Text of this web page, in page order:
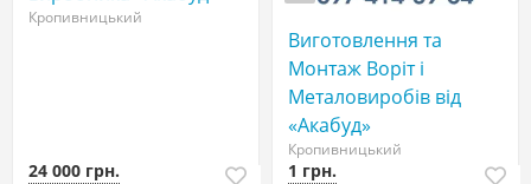
Кропивницький
24 000 грн.
Виготовлення та
Монтаж Воріт і
Металовиробів від
«Акабуд»
Кропивницький
1 грн.